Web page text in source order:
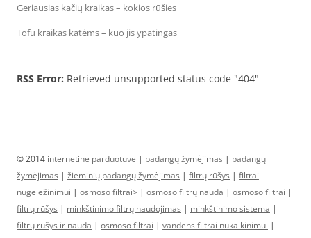
Geriausias kačių kraikas – kokios rūšies
Tofu kraikas katėms – kuo jis ypatingas
RSS Error: Retrieved unsupported status code "404"
© 2014 internetine parduotuve | padangų žymėjimas | padangų
žymėjimas | žieminių padangų žymėjimas | filtrų rūšys | filtrai
nugeležinimui | osmoso filtrai> | osmoso filtrų nauda | osmoso filtrai |
filtrų rūšys | minkštinimo filtrų naudojimas | minkštinimo sistema |
filtrų rūšys ir nauda | osmoso filtrai | vandens filtrai nukalkinimui |